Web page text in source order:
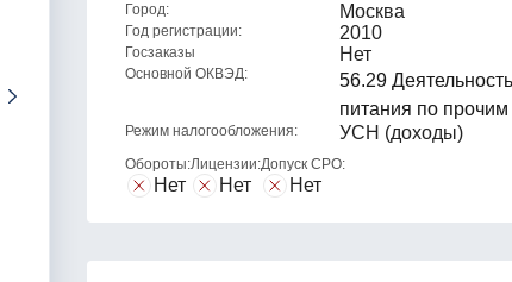
Город: Москва
Год регистрации: 2010
Госзаказы Нет
Основной ОКВЭД:
56.29
питания по
Режим налогообложения: УСН (доходы)
Обороты:
Нет
Лицензии:
Нет
Допуск СРО:
Нет